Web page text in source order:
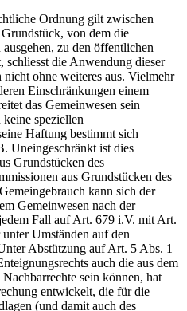
Ordnung gilt zwischen
von dem die
zu den öffentlichen
schliesst die Anwendung dieser
ohne weiteres aus. Vielmehr
Einschränkungen einem
das Gemeinwesen sein
speziellen
Haftung bestimmt sich
Uneingeschränkt ist dies
Grundstücken des
aus Grundstücken des
kann sich der
Gemeinwesen nach der
Fall auf Art. 679 i.V. mit Art.
Umständen auf den
Abstützung auf Art. 5 Abs. 1
auch die aus dem
sein können, hat
entwickelt, die für die
(und damit auch des